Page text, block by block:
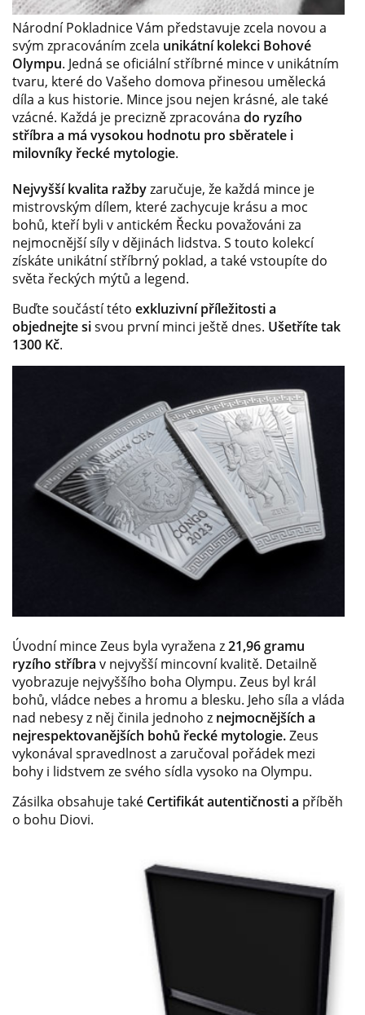
Národní Pokladnice Vám představuje zcela novou a
svým zpracováním zcela unikátní kolekci Bohové
Olympu. Jedná se oficiální stříbrné mince v unikátním
tvaru, které do Vašeho domova přinesou umělecká
díla a kus historie. Mince jsou nejen krásné, ale také
vzácné. Každá je precizně zpracována do ryzího
stříbra a má vysokou hodnotu pro sběratele i
milovníky řecké mytologie.
Nejvyšší kvalita ražbyzaručuje, že každá mince je
mistrovským dílem, které zachycuje krásu a moc
bohů, kteří byli v antickém Řecku považováni za
nejmocnější síly v dějinách lidstva. S touto kolekcí
získáte unikátní stříbrný poklad, a také vstoupíte do
světa řeckých mýtů a legend.
Buďte součástí této exkluzivní příležitosti a
objednejte sisvou první minci ještě dnes. Ušetříte tak
1300 Kč.
Úvodní mince Zeus byla vyražena z21,96 gramu
ryzího stříbra v nejvyšší mincovní kvalitě. Detailně
vyobrazuje nejvyššího boha Olympu. Zeus byl král
bohů, vládce nebes a hromu a blesku. Jeho síla a vláda
nad nebesy z něj činila jednoho z nejmocnějších a
nejrespektovanějších bohů řecké mytologie.Zeus
vykonával spravedlnost a zaručoval pořádek mezi
bohy i lidstvem ze svého sídla vysoko na Olympu.
Zásilka obsahuje také Certifikát autentičnosti a příběh
o bohu Diovi.